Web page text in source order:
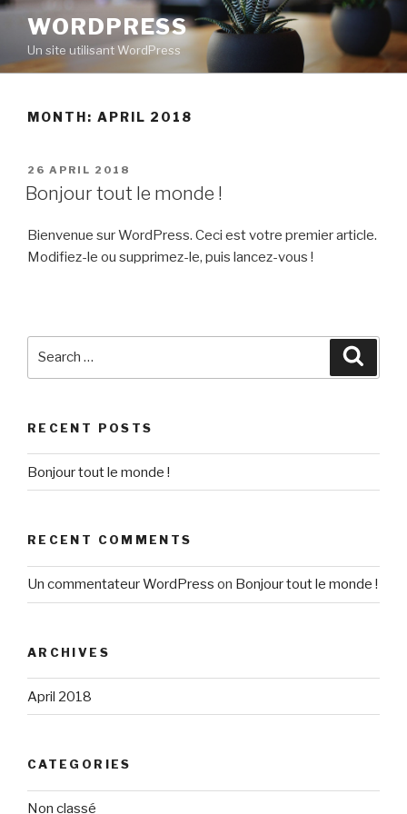
Skip
content
WORDPRESS
Un site utilisant WordPress
MONTH: APRIL 2018
POSTED
ON
26 APRIL 2018
Bonjour tout le monde !
Bienvenue sur WordPress. Ceci est votre premier article.
Modifiez-le ou supprimez-le, puis lancez-vous !
RECENT POSTS
Bonjour tout le monde !
RECENT COMMENTS
Un commentateur WordPress on Bonjour tout le monde !
ARCHIVES
April 2018
CATEGORIES
Non classé